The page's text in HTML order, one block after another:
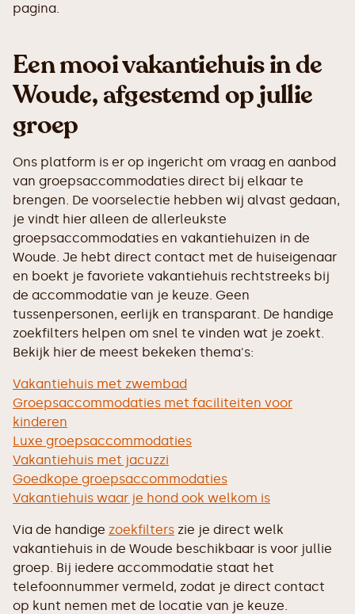
pagina.
Een mooi vakantiehuis in de
Woude, afgestemd op jullie
groep
Ons platform is er op ingericht om vraag en aanbod
van groepsaccommodaties direct bij elkaar te
brengen. De voorselectie hebben wij alvast gedaan,
je vindt hier alleen de allerleukste
groepsaccommodaties en vakantiehuizen in de
Woude. Je hebt direct contact met de huiseigenaar
en boekt je favoriete vakantiehuis rechtstreeks bij
de accommodatie van je keuze. Geen
tussenpersonen, eerlijk en transparant. De handige
zoekfilters helpen om snel te vinden wat je zoekt.
Bekijk hier de meest bekeken thema's:
Vakantiehuis met zwembad
Groepsaccommodaties met faciliteiten voor
kinderen
Luxe groepsaccommodaties
Vakantiehuis met jacuzzi
Goedkope groepsaccommodaties
Vakantiehuis waar je hond ook welkom is
Via de handige zoekfilters zie je direct welk
vakantiehuis in de Woude beschikbaar is voor jullie
groep. Bij iedere accommodatie staat het
telefoonnummer vermeld, zodat je direct contact
op kunt nemen met de locatie van je keuze.